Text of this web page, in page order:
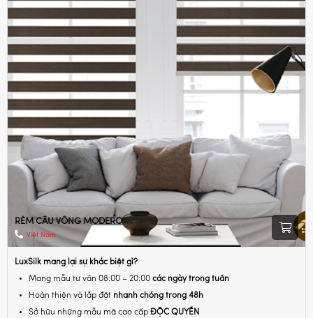
RÈM CẦU VỒNG MODERO
Việt Nam
LuxSilk mang lại sự khác biệt gì?
Mang mẫu tư vấn 08:00 – 20:00 các ngày trong tuần
Hoàn thiện và lắp đặt nhanh chóng trong 48h
Sở hữu những mẫu mã cao cấp ĐỘC QUYỀN